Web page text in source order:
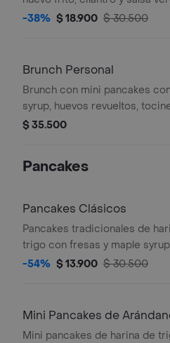
-38% $ 18.900 $ 30.500
Brunch Personal
Brunch con mini pancakes
syrup, huevos revueltos,
papas rostizadas.
$ 35.500
Pancakes
Pancakes Clásicos
Pancakes tradicionales de
trigo con fresas y maple
-54% $ 13.900 $ 30.500
Mini Pancakes de
Mini pancakes de harina de